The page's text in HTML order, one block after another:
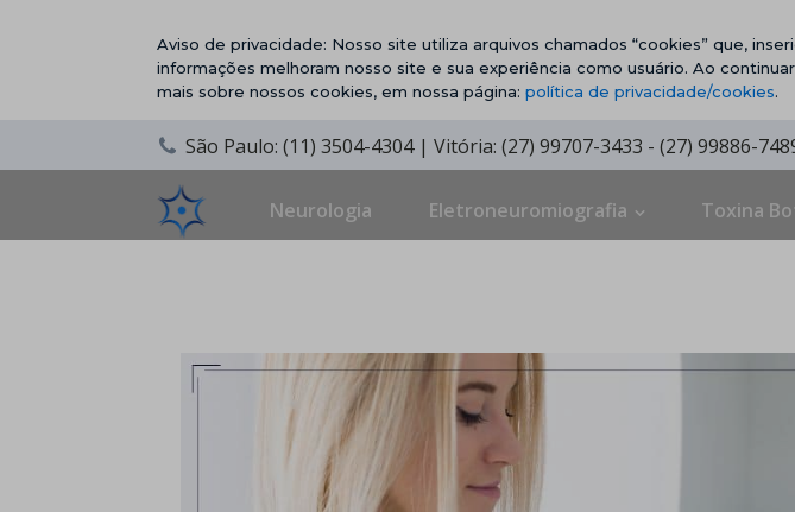
Aviso de privacidade: Nosso site utiliza arquivos chamados “cookies” que,
informações melhoram nosso site e sua experiência como usuário. Ao
mais sobre nossos cookies, em nossa página: política de privacidade/cookies.
São Paulo: (11) 3504-4304 | Vitória: (27) 99707-3433 - (27) 99886-
Neurologia Eletroneuromiografia Toxina